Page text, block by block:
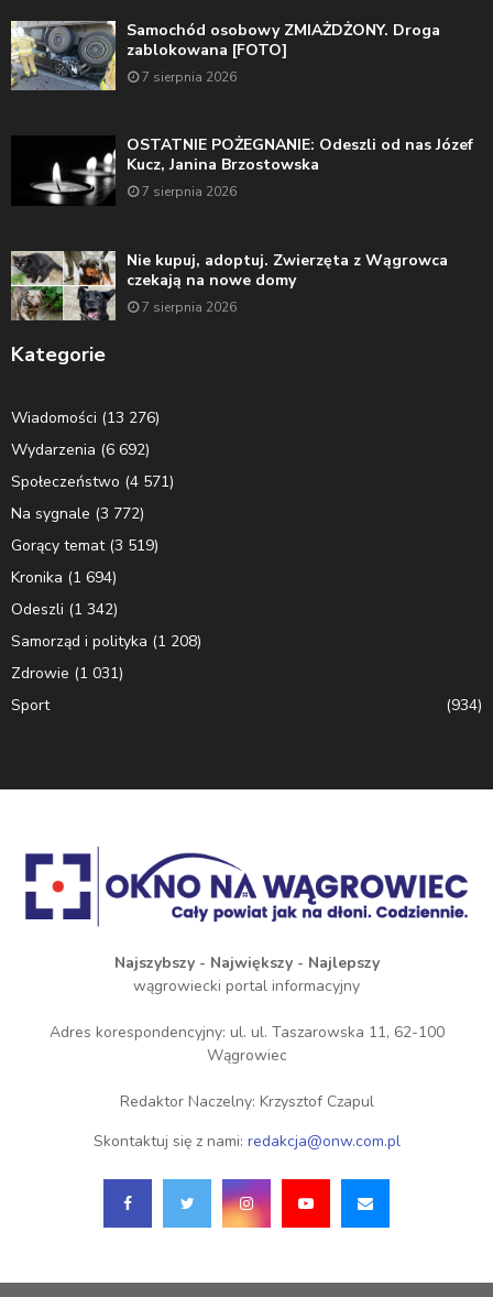
Samochód osobowy ZMIAŻDŻONY. Droga
zablokowana [FOTO]
7 sierpnia 2026
OSTATNIE POŻEGNANIE: Odeszli od nas Józef
Kucz, Janina Brzostowska
7 sierpnia 2026
Nie kupuj, adoptuj. Zwierzęta z Wągrowca
czekają na nowe domy
7 sierpnia 2026
Kategorie
Wiadomości (13 276)
Wydarzenia (6 692)
Społeczeństwo (4 571)
Na sygnale (3 772)
Gorący temat(3 519)
Kronika (1 694)
Odeszli (1 342)
Samorząd i polityka (1 208)
Zdrowie (1 031)
Sport
(934)
Najszybszy - Największy - Najlepszy
wągrowiecki portal informacyjny
Adres korespondencyjny: ul. ul. Taszarowska 11, 62-100
Wągrowiec
Redaktor Naczelny: Krzysztof Czapul
Skontaktuj się z nami: redakcja@onw.com.pl